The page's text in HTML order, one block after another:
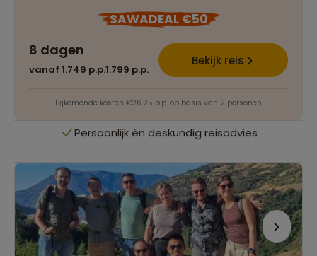
SAWADEAL €50
8 dagen
vanaf 1.749 p.p.1.799 p.p.
Bekijk reis
Bijkomende kosten €26,25 p.p. op basis van 2 personen
Best beoordeelde reisroutes
Het grootste reisaanbod
Persoonlijk én deskundig reisadvies
Best beoordeelde reisroutes
Het grootste reisaanbod
Persoonlijk én deskundig reisadvies